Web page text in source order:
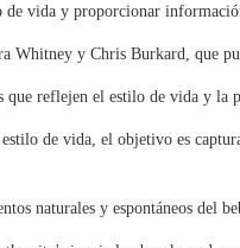
vida y proporcionar
Whitney y Chris Burkard, que
reflejen el estilo de vida y la
de vida, el objetivo es
naturales y espontáneos del